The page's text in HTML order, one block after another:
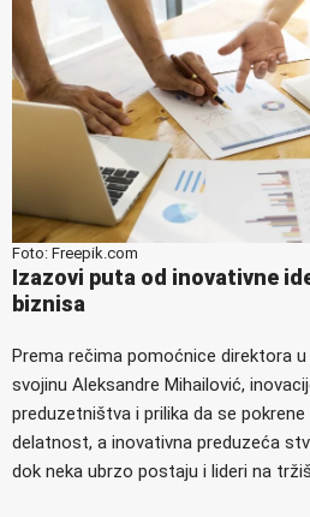
Foto: Freepik.com
Izazovi puta od inovativne
biznisa
Prema rečima pomoćnice direktora
svojinu Aleksandre Mihailović,
preduzetništva i prilika da se
delatnost, a inovativna preduzeća
dok neka ubrzo postaju i lideri na